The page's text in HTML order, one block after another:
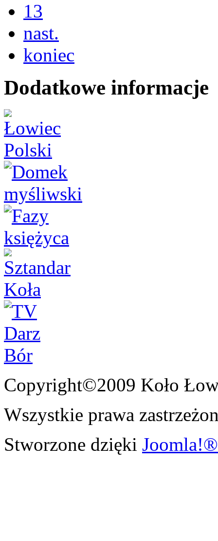
13
nast.
koniec
Dodatkowe informacje
Copyright©2009 Koło
Wszystkie prawa
Stworzone dzięki Joomla!®